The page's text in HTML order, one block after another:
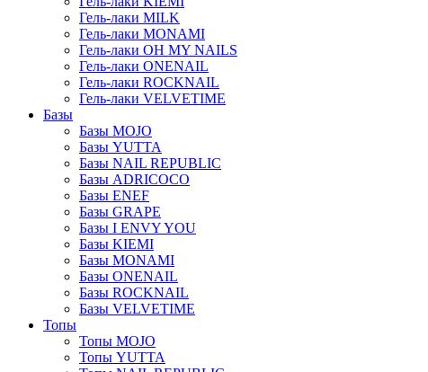
Гель-лаки MILK
Гель-лаки MONAMI
Гель-лаки OH MY NAILS
Гель-лаки ONENAIL
Гель-лаки ROCKNAIL
Гель-лаки VELVETIME
Базы
Базы MOJO
Базы YUTTA
Базы NAIL REPUBLIC
Базы ADRICOCO
Базы ENEF
Базы GRAPE
Базы I ENVY YOU
Базы KIEMI
Базы MONAMI
Базы ONENAIL
Базы ROCKNAIL
Базы VELVETIME
Топы
Топы MOJO
Топы YUTTA